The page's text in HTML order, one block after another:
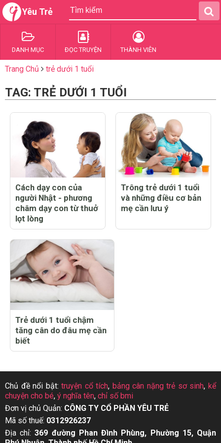
Yêu Trẻ
DANH MỤC ĐỌC TRUYỆN THÀNH VIÊN
Trang Chủ trẻ dưới 1 tuổi
TAG: TRẺ DƯỚI 1 TUỔI
Cách dạy con của
người Nhật - phương
châm dạy con từ thuở
lọt lòng
Trông trẻ dưới 1 tuổi
và những điều cơ bản
mẹ cần lưu ý
Trẻ dưới 1 tuổi chậm
tăng cân do đâu mẹ cần
biết
Chủ đề nổi bật:truyện cổ tích, bảng cân nặng trẻ sơ sinh, kể
chuyện cho bé, ý nghĩa tên, chỉ số bmi
Đơn vị chủ Quản: CÔNG TY CỔ PHẦN YÊU TRẺ
Mã số thuế: 0312926237
Địa chỉ:369 đường Phan Đình Phùng, Phường 15, Quận